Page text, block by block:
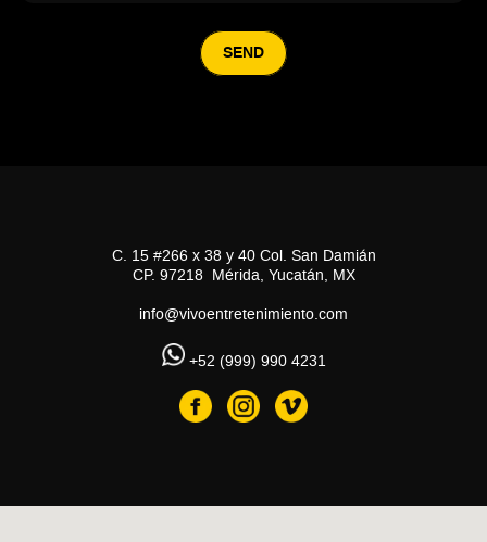
SEND
C. 15 #266 x 38 y 40 Col. San Damián
CP. 97218 Mérida, Yucatán, MX
info@vivoentretenimiento.com
+52 (999) 990 4231